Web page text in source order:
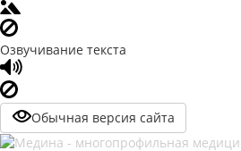
Озвучивание текста
Обычная версия сайта